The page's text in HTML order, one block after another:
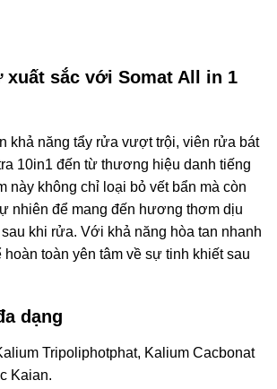
xuất sắc với Somat All in 1
khả năng tẩy rửa vượt trội, viên rửa bát
10in1 đến từ thương hiệu danh tiếng
này không chỉ loại bỏ vết bẩn mà còn
nhiên để mang đến hương thơm dịu
khi rửa. Với khả năng hòa tan nhanh
hoàn toàn yên tâm về sự tinh khiết sau
dạng
Tripoliphotphat, Kalium Cacbonat
Kaian.